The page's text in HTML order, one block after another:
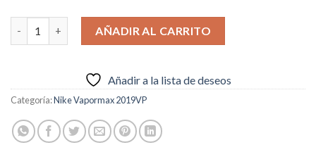
nike vapormax 2019 v1 cantidad
AÑADIR AL CARRITO
Añadir a la lista de deseos
Categoría:Nike Vapormax 2019VP